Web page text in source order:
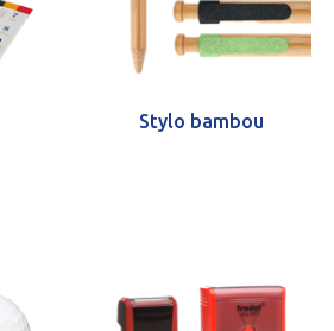
Stylo bambou